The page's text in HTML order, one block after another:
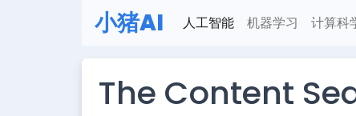
小猪AI 人工智能 机器学习 计算科
The Content